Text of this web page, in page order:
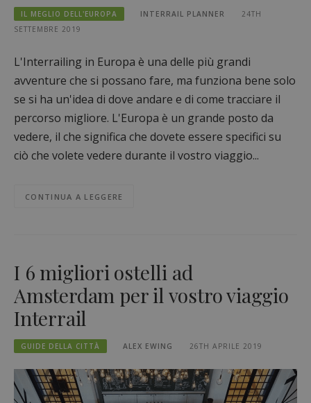
IL MEGLIO DELL'EUROPA INTERRAIL PLANNER
24TH
SETTEMBRE 2019
L'Interrailing in Europa è una delle più grandi
avventure che si possano fare, ma funziona bene solo
se si ha un'idea di dove andare e di come tracciare il
percorso migliore. L'Europa è un grande posto da
vedere, il che significa che dovete essere specifici su
ciò che volete vedere durante il vostro viaggio...
CONTINUA A LEGGERE
I 6 migliori ostelli ad
Amsterdam per il vostro viaggio
Interrail
GUIDE DELLA CITTÀ ALEX EWING 26TH APRILE 2019